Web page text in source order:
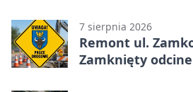
7 sierpnia 2026
Remont ul.
Zamknięty